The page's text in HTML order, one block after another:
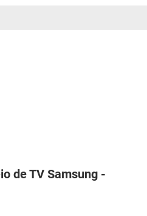
de TV Samsung -